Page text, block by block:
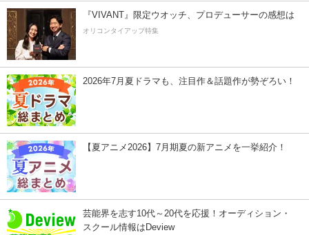
『VIVANT』限定ウオッチ、プロデューサーの感想は
オリコンタイアップ特集
2026年7月夏ドラマも、注目作＆話題作が勢ぞろい！
【夏アニメ2026】7月期夏の新アニメを一挙紹介！
芸能界を志す10代～20代を応援！オーディション・
スクール情報はDeview